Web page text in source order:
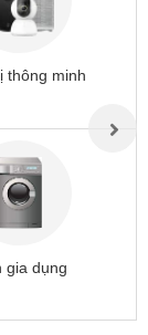
thông minh
gia dụng